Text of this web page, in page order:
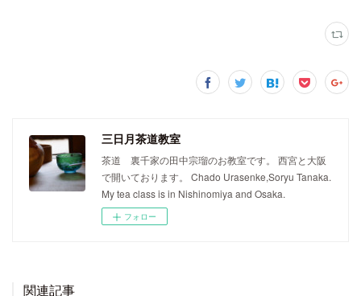
三日月茶道教室
茶道 裏千家の田中宗瑠のお教室です。 西宮と大阪
で開いております。 Chado Urasenke,Soryu Tanaka.
My tea class is in Nishinomiya and Osaka.
フォロー
関連記事